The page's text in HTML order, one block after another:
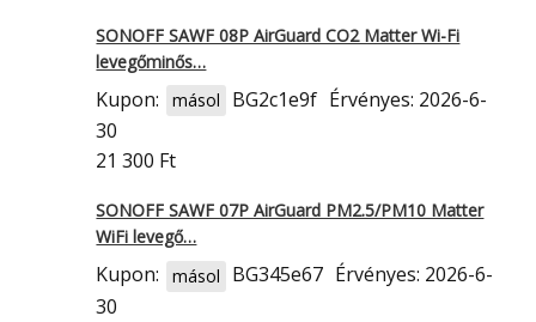
SONOFF SAWF 08P AirGuard CO2 Matter Wi-Fi
levegőminős…
Kupon: másol BG2c1e9f Érvényes: 2026-6-
30
21 300 Ft
SONOFF SAWF 07P AirGuard PM2.5/PM10 Matter
WiFi levegő…
Kupon: másol BG345e67 Érvényes: 2026-6-
30